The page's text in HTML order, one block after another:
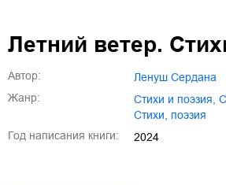
Летний ветер.
Автор:
Ленуш Сердана
Жанр:
стихи и поэзия,
cтихи, поэзия
Год написания книги:
2024